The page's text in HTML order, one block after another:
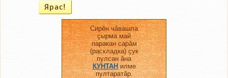
Сирӗн чӑвашла
ҫырма май
паракан сарӑм
(раскладка) ҫук
пулсан ӑна
КУНТАНилме
пултаратӑр.